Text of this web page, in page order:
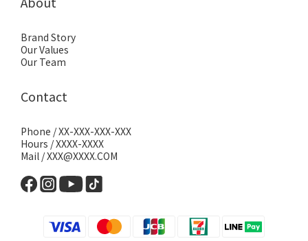
Brand Story
Our Values
Our Team
Contact
Phone / XX-XXX-XXX-XXX
Hours / XXXX-XXXX
Mail / XXX@XXXX.COM